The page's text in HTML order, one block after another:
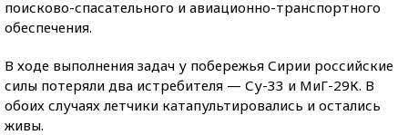
поисково-спасательного и авиационно-транспортного
обеспечения.
В ходе выполнения задач у побережья Сирии российские
силы потеряли два истребителя — Су-33 и МиГ-29К. В
обоих случаях летчики катапультировались и остались
живы.